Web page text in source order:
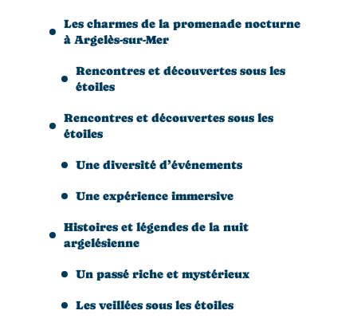
Les charmes de la promenade nocturne
à Argelès-sur-Mer
Rencontres et découvertes sous les
étoiles
Rencontres et découvertes sous les
étoiles
Une diversité d’événements
Une expérience immersive
Histoires et légendes de la nuit
argelésienne
Un passé riche et mystérieux
Les veillées sous les étoiles